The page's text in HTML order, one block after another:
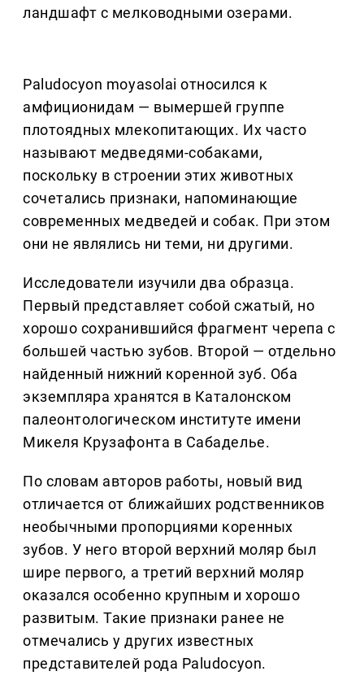
ландшафт с мелководными озерами.
Paludocyon moyasolai относился к
амфиционидам — вымершей группе
плотоядных млекопитающих. Их часто
называют медведями-собаками,
поскольку в строении этих животных
сочетались признаки, напоминающие
современных медведей и собак. При этом
они не являлись ни теми, ни другими.
Исследователи изучили два образца.
Первый представляет собой сжатый, но
хорошо сохранившийся фрагмент черепа с
большей частью зубов. Второй — отдельно
найденный нижний коренной зуб. Оба
экземпляра хранятся в Каталонском
палеонтологическом институте имени
Микеля Крузафонта в Сабаделье.
По словам авторов работы, новый вид
отличается от ближайших родственников
необычными пропорциями коренных
зубов. У него второй верхний моляр был
шире первого, а третий верхний моляр
оказался особенно крупным и хорошо
развитым. Такие признаки ранее не
отмечались у других известных
представителей рода Paludocyon.